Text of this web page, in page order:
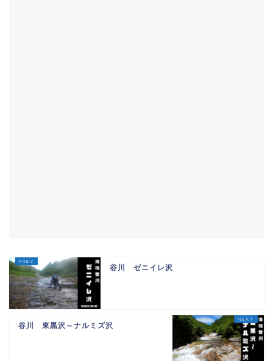
谷川 ゼニイレ沢
谷川 東黒沢～ナルミズ沢